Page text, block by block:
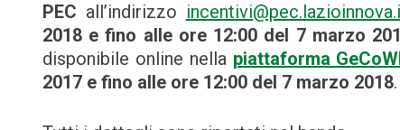
PEC all’indirizzo
2018 e fino alle ore 12:00 del 7 marzo
disponibile online nella piattaforma
2017 e fino alle ore 12:00 del 7 marzo 2018.